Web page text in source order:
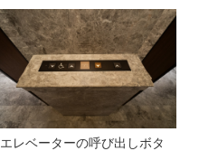
エレベーターの呼び出しボタ